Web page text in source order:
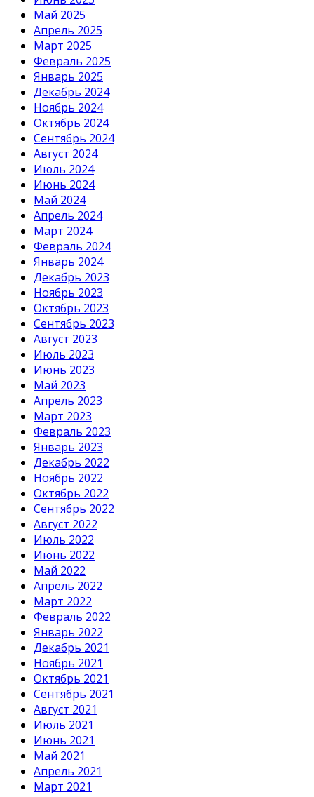
Май 2025
Апрель 2025
Март 2025
Февраль 2025
Январь 2025
Декабрь 2024
Ноябрь 2024
Октябрь 2024
Сентябрь 2024
Август 2024
Июль 2024
Июнь 2024
Май 2024
Апрель 2024
Март 2024
Февраль 2024
Январь 2024
Декабрь 2023
Ноябрь 2023
Октябрь 2023
Сентябрь 2023
Август 2023
Июль 2023
Июнь 2023
Май 2023
Апрель 2023
Март 2023
Февраль 2023
Январь 2023
Декабрь 2022
Ноябрь 2022
Октябрь 2022
Сентябрь 2022
Август 2022
Июль 2022
Июнь 2022
Май 2022
Апрель 2022
Март 2022
Февраль 2022
Январь 2022
Декабрь 2021
Ноябрь 2021
Октябрь 2021
Сентябрь 2021
Август 2021
Июль 2021
Июнь 2021
Май 2021
Апрель 2021
Март 2021